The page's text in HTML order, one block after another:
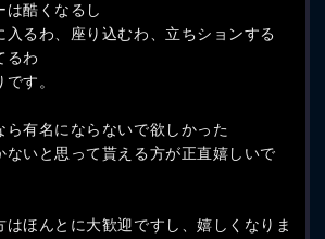
は酷くなるし
入るわ、座り込むわ、立ちションする
るわ
す。
ら有名にならないで欲しかった
ないと思って貰える方が正直嬉しいで
はほんとに大歓迎ですし、嬉しくなりま